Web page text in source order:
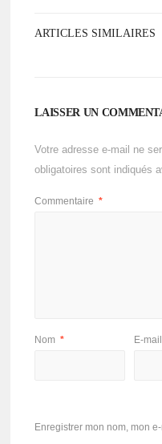
ARTICLES SIMILAIRES
LAISSER UN
Votre adresse e-mail ne
obligatoires sont indiqués
Commentaire *
Nom * E-mail
Enregistrer mon nom, mon